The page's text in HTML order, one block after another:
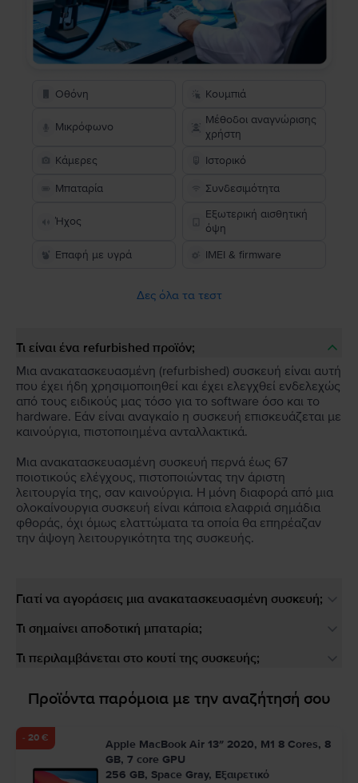
Οθόνη Κουμπιά
Μικρόφωνο
Μέθοδοι αναγνώρισης
χρήστη
Κάμερες
Ιστορικό
Μπαταρία Συνδεσιμότητα
Ήχος
Εξωτερική αισθητική
όψη
Επαφή με υγρά
IMEI & firmware
Δες όλα τα τεστ
Τι είναι ένα refurbished προϊόν;
Μια ανακατασκευασμένη (refurbished) συσκευή είναι αυτή
που έχει ήδη χρησιμοποιηθεί και έχει ελεγχθεί ενδελεχώς
από τους ειδικούς μας τόσο για το software όσο και το
hardware. Εάν είναι αναγκαίο η συσκευή επισκευάζεται με
καινούργια, πιστοποιημένα ανταλλακτικά.
Μια ανακατασκευασμένη συσκευή περνά έως 67
ποιοτικούς ελέγχους, πιστοποιώντας την άριστη
λειτουργία της, σαν καινούργια. Η μόνη διαφορά από μια
ολοκαίνουργια συσκευή είναι κάποια ελαφριά σημάδια
φθοράς, όχι όμως ελαττώματα τα οποία θα επηρέαζαν
την άψογη λειτουργικότητα της συσκευής.
Γιατί να αγοράσεις μια ανακατασκευασμένη συσκευή;
Τι σημαίνει αποδοτική μπαταρία;
Τι περιλαμβάνεται στο κουτί της συσκευής;
Προϊόντα παρόμοια με την αναζήτησή σου
- 20 €
Apple MacBook Air 13″ 2020, M1 8 Cores, 8
GB, 7 core GPU
256 GB, Space Gray, Εξαιρετικό